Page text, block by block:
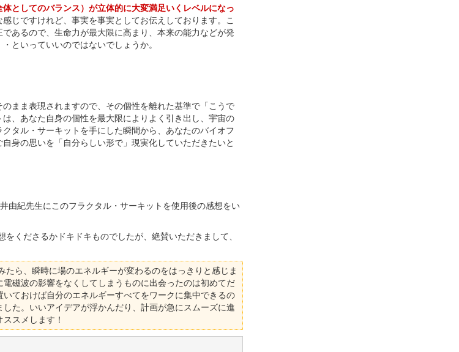
としてのバランス）が立体的に大変満足いくレベルになっ
じですけれど、事実を事実としてお伝えしております。こ
あるので、生命力が最大限に高まり、本来の能力などが発
といっていいのではないでしょうか。
まま表現されますので、その個性を離れた基準で「こうで
、あなた自身の個性を最大限によりよく引き出し、宇宙の
タル・サーキットを手にした瞬間から、あなたのバイオフ
身の思いを「自分らしい形で」現実化していただきたいと
由紀先生にこのフラクタル・サーキットを使用後の感想をい
くださるかドキドキものでしたが、絶賛いただきまして、
ら、瞬時に場のエネルギーが変わるのをはっきりと感じま
磁波の影響をなくしてしまうものに出会ったのは初めてだ
ておけば自分のエネルギーすべてをワークに集中できるの
た。いいアイデアが浮かんだり、計画が急にスムーズに進
スメします！